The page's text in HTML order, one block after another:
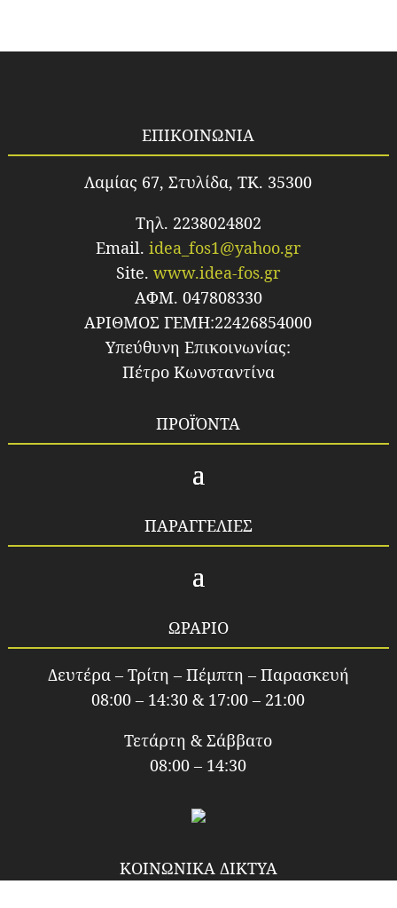
ΕΠΙΚΟΙΝΩΝΙΑ
Λαμίας 67, Στυλίδα, TK. 35300
Τηλ. 2238024802
Email.idea_fos1@yahoo.gr
Site.www.idea-fos.gr
ΑΦΜ. 047808330
ΑΡΙΘΜΟΣ ΓΕΜΗ:22426854000
Υπεύθυνη Επικοινωνίας:
Πέτρο Κωνσταντίνα
ΠΡΟΪΌΝΤΑ
ΠΑΡΑΓΓΕΛΙΕΣ
ΩΡΑΡΙΟ
Δευτέρα – Τρίτη – Πέμπτη – Παρασκευή
08:00 – 14:30 & 17:00 – 21:00
Τετάρτη & Σάββατο
08:00 – 14:30
ΚΟΙΝΩΝΙΚΑ ΔΙΚΤΥΑ